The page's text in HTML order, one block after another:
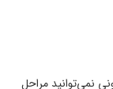
نمی‌توانید مراحل